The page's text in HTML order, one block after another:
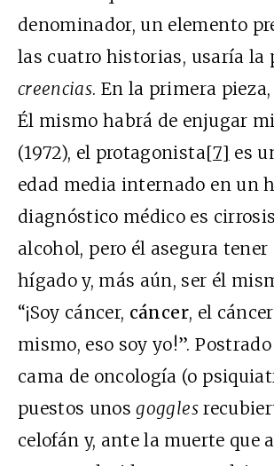
denominador, un elemento
las cuatro historias, usaría la
creencias. En la primera
Él mismo habrá de enjugar
(1972), el protagonista[7] es
edad media internado en un
diagnóstico médico es
alcohol, pero él asegura tener
hígado y, más aún, ser él
“¡Soy cáncer, cáncer, el
mismo, eso soy yo!”.
cama de oncología (o
puestos unosgoggles
celofán y, ante la muerte que